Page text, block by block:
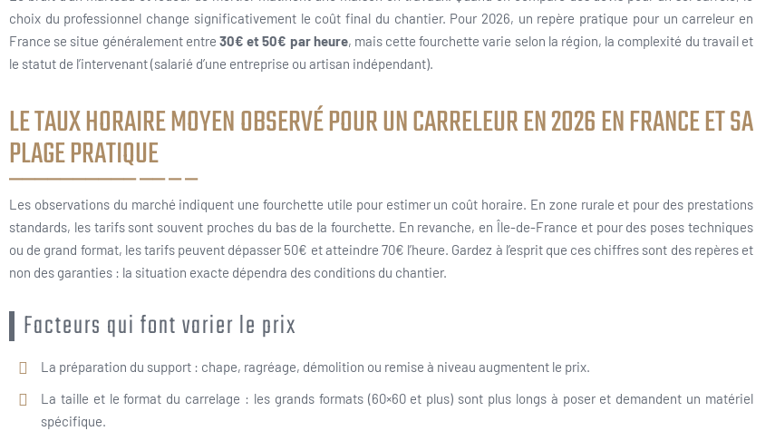
choix du professionnel change significativement le coût final du chantier. Pour 2026, un repère pratique pour un carreleur en
France se situe généralement entre 30€ et 50€ par heure, mais cette fourchette varie selon la région, la complexité du travail et
le statut de l’intervenant (salarié d’une entreprise ou artisan indépendant).
LE TAUX HORAIRE MOYEN OBSERVÉ POUR UN CARRELEUR EN 2026 EN FRANCE ET SA
PLAGE PRATIQUE
Les observations du marché indiquent une fourchette utile pour estimer un coût horaire. En zone rurale et pour des prestations
standards, les tarifs sont souvent proches du bas de la fourchette. En revanche, en Île-de-France et pour des poses techniques
ou de grand format, les tarifs peuvent dépasser 50€ et atteindre 70€ l’heure. Gardez à l’esprit que ces chiffres sont des repères et
non des garanties : la situation exacte dépendra des conditions du chantier.
Facteurs qui font varier le prix
La préparation du support : chape, ragréage, démolition ou remise à niveau augmentent le prix.
La taille et le format du carrelage : les grands formats (60×60 et plus) sont plus longs à poser et demandent un matériel
spécifique.